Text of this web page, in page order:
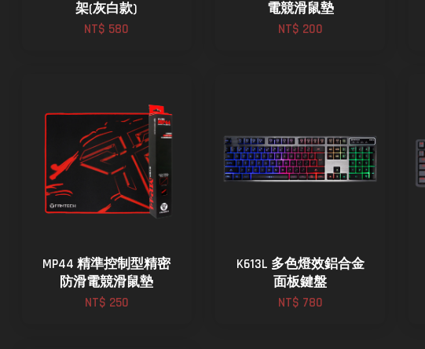
架(灰白款)
NT$ 580
電競滑鼠墊
NT$ 200
MP44 精準控制型精密
防滑電競滑鼠墊
NT$ 250
K613L 多色燈效鋁合金
面板鍵盤
NT$ 780